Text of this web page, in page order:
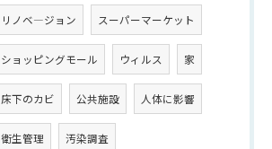
リノベ―ジョン スーパーマーケット
ショッピングモール ウィルス 家
床下のカビ 公共施設 人体に影響
衛生管理 汚染調査